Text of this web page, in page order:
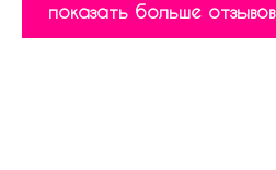
показать больше отзывов